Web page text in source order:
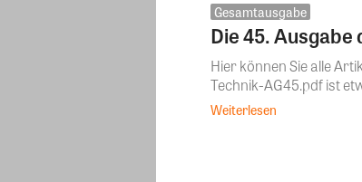
Gesamtausgabe
Die 45.
Hier können Sie alle
Technik-AG45.pdf ist
Weiterlesen